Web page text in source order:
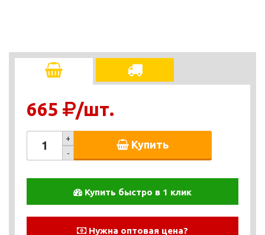
665 /шт.
+
-
Купить
Купить быстро в 1 клик
Нужна оптовая цена?